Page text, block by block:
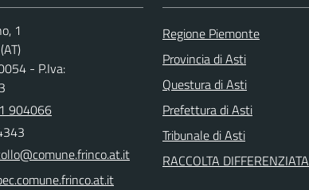
1
- P.Iva:
904066
Regione Piemonte
Provincia di Asti
Questura di Asti
Prefettura di Asti
Tribunale di Asti
RACCOLTA DIFFERENZIATA